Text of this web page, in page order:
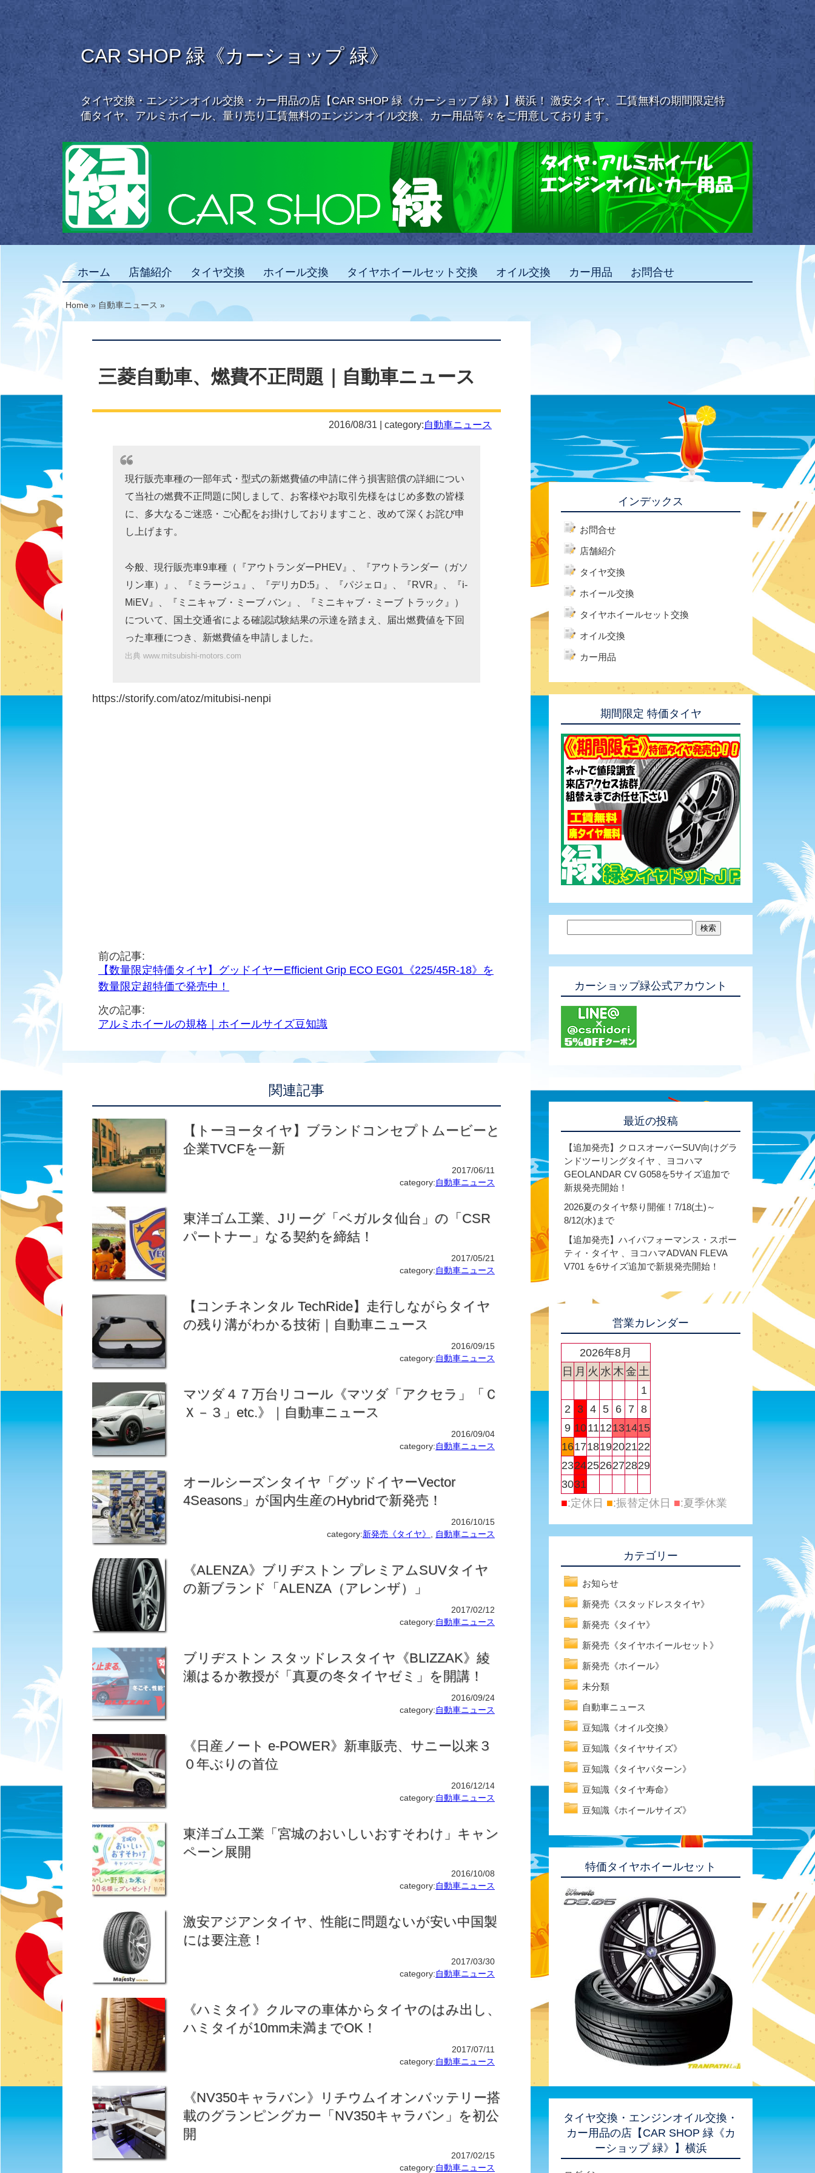
CAR SHOP 緑《カーショップ 緑》
タイヤ交換・エンジンオイル交換・カー用品の店【CAR SHOP 緑《カーショップ 緑》】横浜！ 激安タイヤ、工賃無料の期間限定特
価タイヤ、アルミホイール、量り売り工賃無料のエンジンオイル交換、カー用品等々をご用意しております。
ホーム 店舗紹介 タイヤ交換 ホイール交換 タイヤホイールセット交換 オイル交換 カー用品 お問合せ
Home » 自動車ニュース »
三菱自動車、燃費不正問題｜自動車ニュース
2016/08/31 | category:自動車ニュース
現行販売車種の一部年式・型式の新燃費値の申請に伴う損害賠償の詳細につい
て当社の燃費不正問題に関しまして、お客様やお取引先様をはじめ多数の皆様
に、多大なるご迷惑・ご心配をお掛けしておりますこと、改めて深くお詫び申
し上げます。
今般、現行販売車9車種（『アウトランダーPHEV』、『アウトランダー（ガソ
リン車）』、『ミラージュ』、『デリカD:5』、『パジェロ』、『RVR』、『i-
MiEV』、『ミニキャブ・ミーブ バン』、『ミニキャブ・ミーブ トラック』）
について、国土交通省による確認試験結果の示達を踏まえ、届出燃費値を下回
った車種につき、新燃費値を申請しました。
出典 www.mitsubishi-motors.com
https://storify.com/atoz/mitubisi-nenpi
前の記事:
【数量限定特価タイヤ】グッドイヤーEfficient Grip ECO EG01《225/45R-18》を
数量限定超特価で発売中！
次の記事:
アルミホイールの規格｜ホイールサイズ豆知識
関連記事
【トーヨータイヤ】ブランドコンセプトムービーと
企業TVCFを一新
2017/06/11
category:自動車ニュース
東洋ゴム工業、Jリーグ「ベガルタ仙台」の「CSR
パートナー」なる契約を締結！
2017/05/21
category:自動車ニュース
【コンチネンタル TechRide】走行しながらタイヤ
の残り溝がわかる技術｜自動車ニュース
2016/09/15
category:自動車ニュース
マツダ４７万台リコール《マツダ「アクセラ」「Ｃ
Ｘ－３」etc.》｜自動車ニュース
2016/09/04
category:自動車ニュース
オールシーズンタイヤ「グッドイヤーVector
4Seasons」が国内生産のHybridで新発売！
2016/10/15
category:新発売《タイヤ》 自動車ニュース
《ALENZA》ブリヂストン プレミアムSUVタイヤ
の新ブランド「ALENZA（アレンザ）」
2017/02/12
category:自動車ニュース
ブリヂストン スタッドレスタイヤ《BLIZZAK》綾
瀬はるか教授が「真夏の冬タイヤゼミ」を開講！
2016/09/24
category:自動車ニュース
《日産ノート e-POWER》新車販売、サニー以来３
０年ぶりの首位
2016/12/14
category:自動車ニュース
東洋ゴム工業「宮城のおいしいおすそわけ」キャン
ペーン展開
2016/10/08
category:自動車ニュース
激安アジアンタイヤ、性能に問題ないが安い中国製
には要注意！
2017/03/30
category:自動車ニュース
《ハミタイ》クルマの車体からタイヤのはみ出し、
ハミタイが10mm未満までOK！
2017/07/11
category:自動車ニュース
《NV350キャラバン》リチウムイオンバッテリー搭
載のグランピングカー「NV350キャラバン」を初公
開
2017/02/15
category:自動車ニュース
インデックス
お問合せ
店舗紹介
タイヤ交換
ホイール交換
タイヤホイールセット交換
オイル交換
カー用品
期間限定 特価タイヤ
カーショップ緑公式アカウント
最近の投稿
【追加発売】クロスオーバーSUV向けグラ
ンドツーリングタイヤ 、ヨコハマ
GEOLANDAR CV G058を5サイズ追加で
新規発売開始！
2026夏のタイヤ祭り開催！7/18(土)～
8/12(水)まで
【追加発売】ハイパフォーマンス・スポー
ティ・タイヤ 、ヨコハマADVAN FLEVA
V701 を6サイズ追加で新規発売開始！
営業カレンダー
2026年8月
日 月 火 水 木 金 土
1
2
3 4 5 6 7 8
9 101112131415
16171819202122
23242526272829
3031
■:定休日 ■:振替定休日 ■:夏季休業
カテゴリー
お知らせ
新発売《スタッドレスタイヤ》
新発売《タイヤ》
新発売《タイヤホイールセット》
新発売《ホイール》
未分類
自動車ニュース
豆知識《オイル交換》
豆知識《タイヤサイズ》
豆知識《タイヤパターン》
豆知識《タイヤ寿命》
豆知識《ホイールサイズ》
特価タイヤホイールセット
タイヤ交換・エンジンオイル交換・
カー用品の店【CAR SHOP 緑《カ
ーショップ 緑》】横浜